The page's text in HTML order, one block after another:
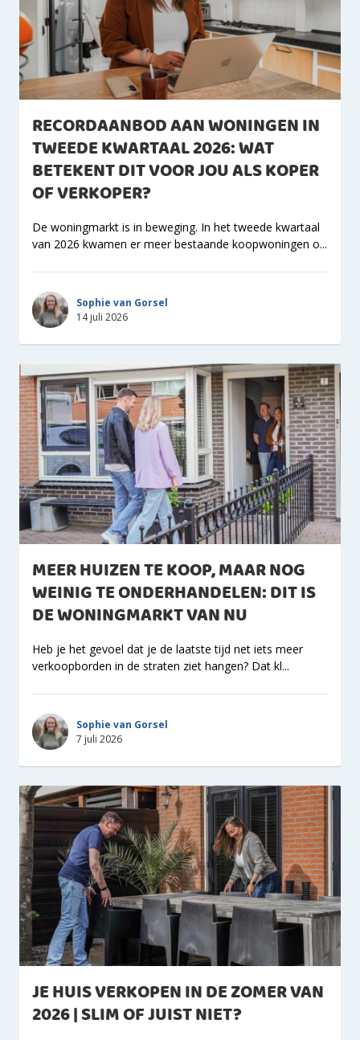
RECORDAANBOD AAN WONINGEN IN
TWEEDE KWARTAAL 2026: WAT
BETEKENT DIT VOOR JOU ALS KOPER
OF VERKOPER?
De woningmarkt is in beweging. In het tweede kwartaal
van 2026 kwamen er meer bestaande koopwoningen o...
Sophie van Gorsel
14 juli 2026
MEER HUIZEN TE KOOP, MAAR NOG
WEINIG TE ONDERHANDELEN: DIT IS
DE WONINGMARKT VAN NU
Heb je het gevoel dat je de laatste tijd net iets meer
verkoopborden in de straten ziet hangen? Dat kl...
Sophie van Gorsel
7 juli 2026
JE HUIS VERKOPEN IN DE ZOMER VAN
2026 | SLIM OF JUIST NIET?